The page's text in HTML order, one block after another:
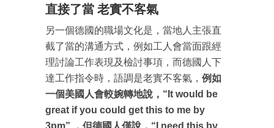
直接了當 老實不客氣
另一個德國的職場文化是，當地人主張直
截了當的溝通方式，例如工人會當面跟經
理討論工作表現及檢討事項，而德國人下
達工作指令時，語調是老實不客氣， 例如
一個美國人會較婉轉地說，“It would be
great if you could get this to me by
3pm” ，但德國人僅說，“I need this by